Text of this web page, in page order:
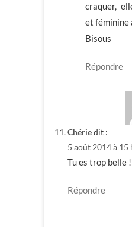
craquer,
et féminine
Bisous
Répondre
Chériedit :
5 août 2014 à 15
Tu es trop belle
Répondre